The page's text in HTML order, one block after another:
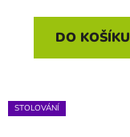
DO KOŠÍKU
STOLOVÁNÍ